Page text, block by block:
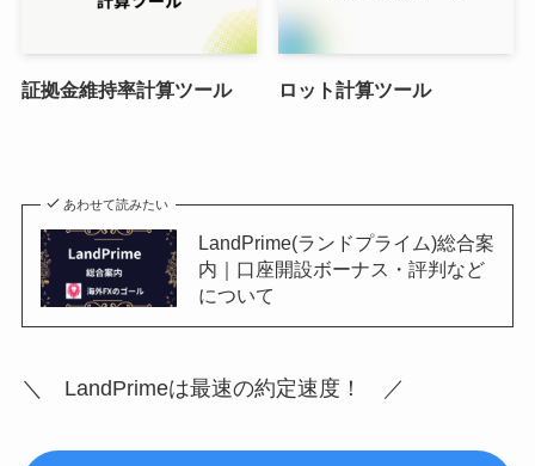
証拠金維持率計算ツール ロット計算ツール
あわせて読みたい
LandPrime(ランドプライム)総合案
内｜口座開設ボーナス・評判など
について
＼ LandPrimeは最速の約定速度！ ／